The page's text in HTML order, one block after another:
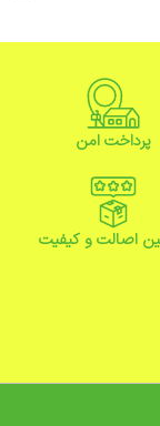
پرداخت امن
اصالت و کیفیت